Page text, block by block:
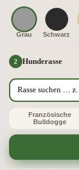
Grau Schwarz
Hunderasse
Französische
Bulldogge